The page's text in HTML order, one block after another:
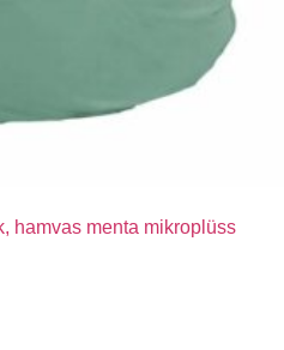
hamvas menta mikroplüss